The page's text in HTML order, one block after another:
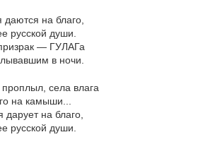
даются на благо,
русской души.
— ГУЛАГа
в ночи.
проплыл, села влага
на камыши...
дарует на благо,
русской души.